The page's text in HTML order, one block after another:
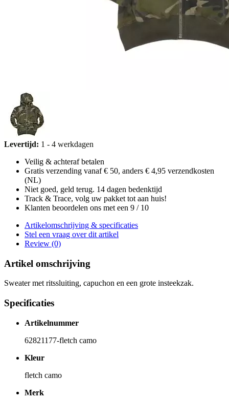
Levertijd: 1 - 4 werkdagen
Veilig & achteraf betalen
Gratis verzending vanaf € 50, anders € 4,95 verzendkosten
(NL)
Niet goed, geld terug. 14 dagen bedenktijd
Track & Trace, volg uw pakket tot aan huis!
Klanten beoordelen ons met een 9 / 10
Artikelomschrijving & specificaties
Stel een vraag over dit artikel
Review (0)
Artikel omschrijving
Sweater met ritssluiting, capuchon en een grote insteekzak.
Specificaties
Artikelnummer
62821177-fletch camo
Kleur
fletch camo
Merk